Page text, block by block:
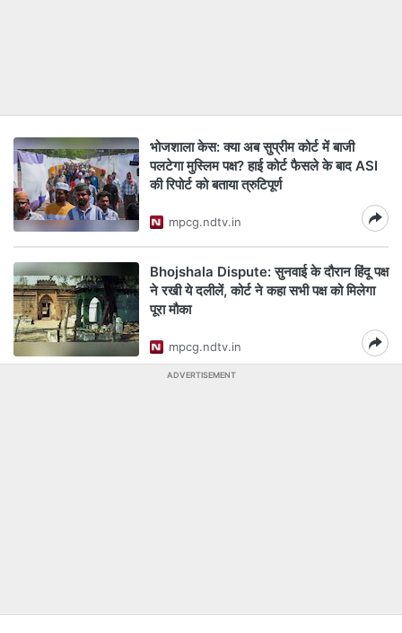
भोजशाला केस: क्या अब सुप्रीम कोर्ट में बाजी
पलटेगा मुस्लिम पक्ष? हाई कोर्ट फैसले के बाद ASI
की रिपोर्ट को बताया त्रुटिपूर्ण
mpcg.ndtv.in
Bhojshala Dispute: सुनवाई के दौरान हिंदू पक्ष
ने रखी ये दलीलें, कोर्ट ने कहा सभी पक्ष को मिलेगा
पूरा मौका
mpcg.ndtv.in
ADVERTISEMENT